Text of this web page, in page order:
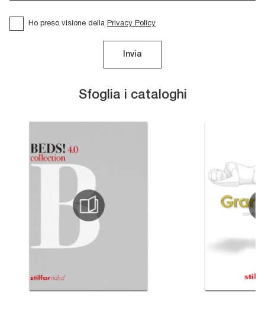
Sfoglia i cataloghi
Ho preso visione della Privacy Policy
Invia